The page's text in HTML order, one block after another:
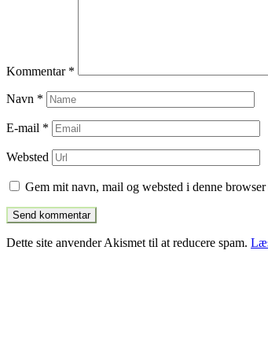
Kommentar *
Navn *
E-mail *
Websted
Gem mit navn, mail og websted i denne
Dette site anvender Akismet til at reducere spam.